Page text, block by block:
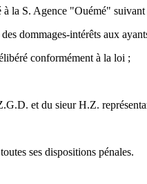
la S. Agence "Ouémé"
dommages-intérêts aux
conformément à la loi ;
et du sieur H.Z.
ses dispositions pénales.